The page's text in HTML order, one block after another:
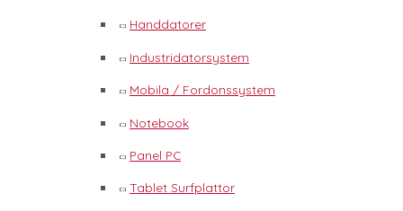
Handdatorer
Industridatorsystem
Mobila / Fordonssystem
Notebook
Panel PC
Tablet Surfplattor